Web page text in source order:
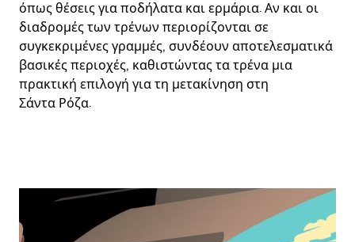
όπως θέσεις για ποδήλατα και ερμάρια. Αν και οι
διαδρομές των τρένων περιορίζονται σε
συγκεκριμένες γραμμές, συνδέουν αποτελεσματικά
βασικές περιοχές, καθιστώντας τα τρένα μια
πρακτική επιλογή για τη μετακίνηση στη
Σάντα Ρόζα.